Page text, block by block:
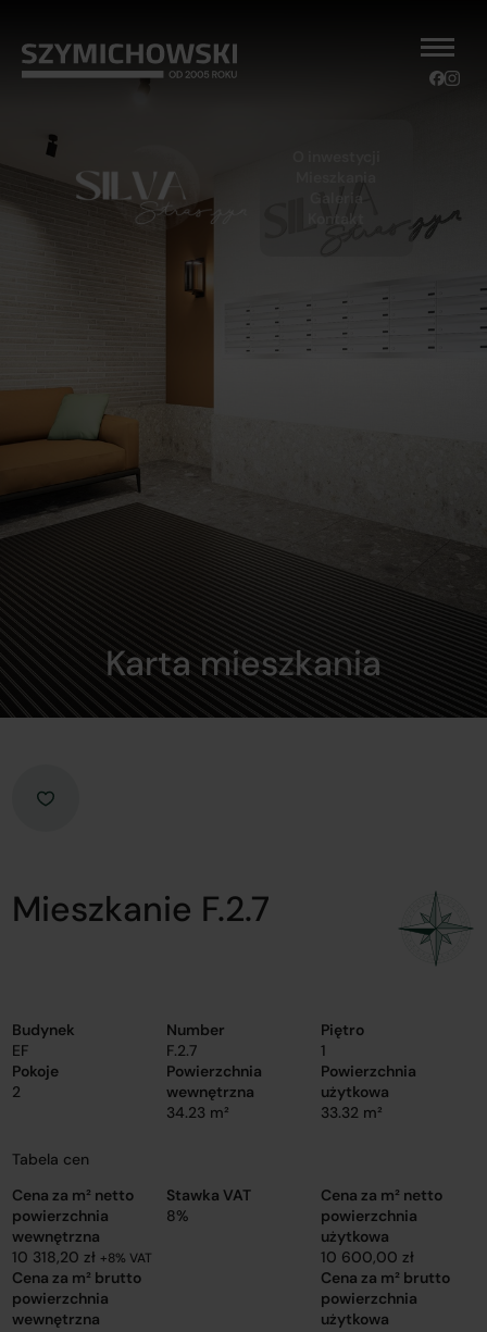
Galeria
Kontakt
Karta mieszkania
Mieszkanie F.2.7
Budynek
EF
Number
F.2.7
Piętro
1
Pokoje
2
Powierzchnia
wewnętrzna
34.23 m²
Powierzchnia
użytkowa
33.32 m²
Tabela cen
Cena za m² netto
powierzchnia
wewnętrzna
10 318,20 zł+8% VAT
Stawka VAT
8%
Cena za m² netto
powierzchnia
użytkowa
10 600,00 zł
Cena za m² brutto
powierzchnia
wewnętrzna
Cena za m² brutto
powierzchnia
użytkowa